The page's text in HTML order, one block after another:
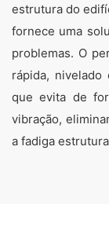
estrutura do
fornece uma
problemas. O
rápida,
que evita de
vibração,
a fadiga